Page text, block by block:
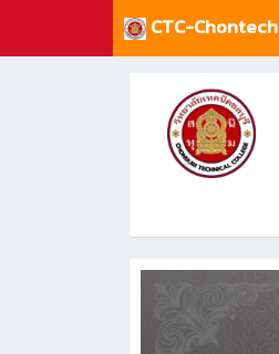
CTC-Chontech